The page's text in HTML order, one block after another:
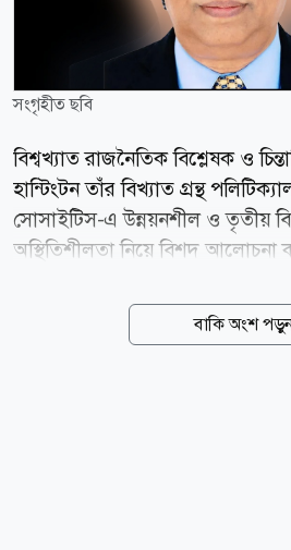
সংগৃহীত ছবি
বিশ্বখ্যাত রাজনৈতিক বিশ্লেষক ও
হান্টিংটন তাঁর বিখ্যাত গ্রন্থ
সোসাইটিস-এ উন্নয়নশীল ও তৃতীয়
অস্থিতিশীলতা নিয়ে বিশদ আলোচনা
প্রত্যাশা থাকে। সরকার তা পূরণে
খোঁজে। বিকল্প হিসেবে নতুন কোনো
বাকি অংশ